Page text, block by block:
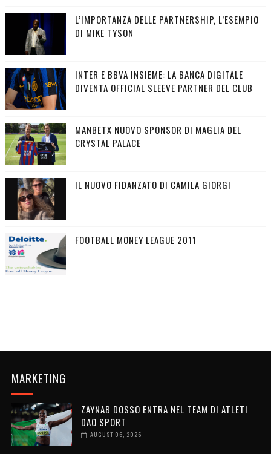
L’IMPORTANZA DELLE PARTNERSHIP, L’ESEMPIO
DI MIKE TYSON
INTER E BBVA INSIEME: LA BANCA DIGITALE
DIVENTA OFFICIAL SLEEVE PARTNER DEL CLUB
MANBETX NUOVO SPONSOR DI MAGLIA DEL
CRYSTAL PALACE
IL NUOVO FIDANZATO DI CAMILA GIORGI
FOOTBALL MONEY LEAGUE 2011
MARKETING
ZAYNAB DOSSO ENTRA NEL TEAM DI ATLETI
DAO SPORT
AUGUST 06, 2026